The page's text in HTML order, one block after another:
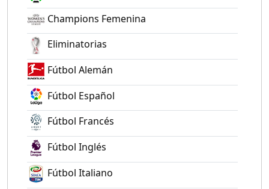
Champions Femenina
Eliminatorias
Fútbol Alemán
Fútbol Español
Fútbol Francés
Fútbol Inglés
Fútbol Italiano